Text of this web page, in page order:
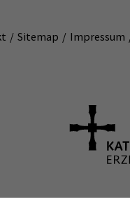
Sitemap Impressum